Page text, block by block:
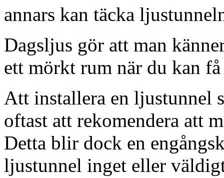
annars kan täcka
Dagsljus gör att man
ett mörkt rum när du kan
Att installera en ljustunnel
oftast att rekomendera att
Detta blir dock en
ljustunnel inget eller